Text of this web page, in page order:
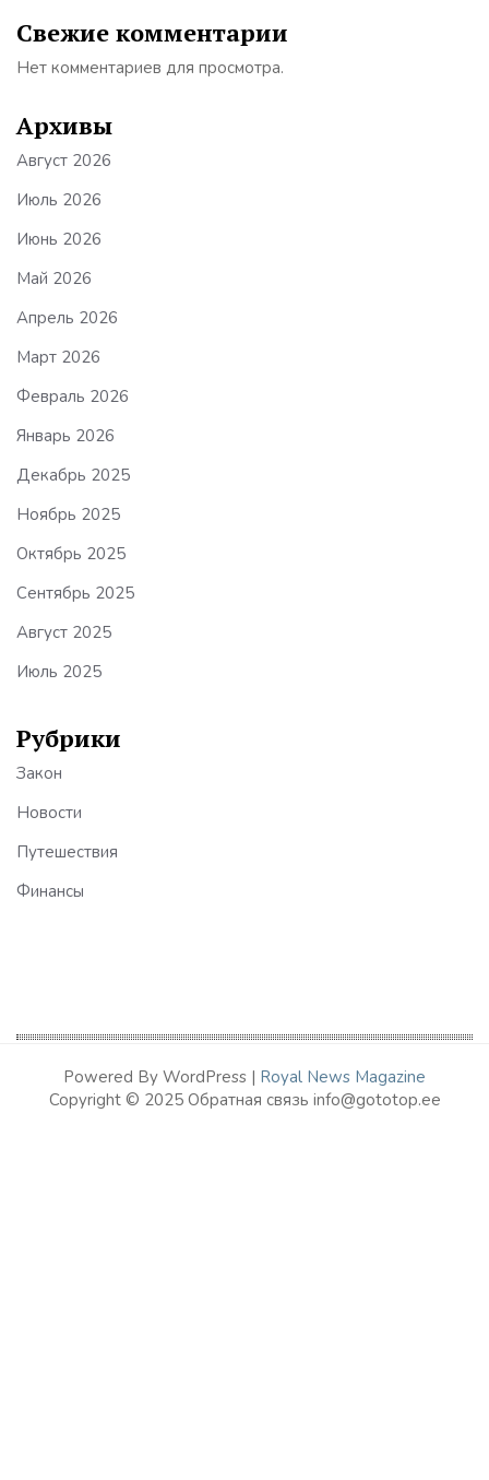
Свежие комментарии
Нет комментариев для просмотра.
Архивы
Август 2026
Июль 2026
Июнь 2026
Май 2026
Апрель 2026
Март 2026
Февраль 2026
Январь 2026
Декабрь 2025
Ноябрь 2025
Октябрь 2025
Сентябрь 2025
Август 2025
Июль 2025
Рубрики
Закон
Новости
Путешествия
Финансы
Powered By WordPress | Royal News Magazine
Copyright © 2025 Обратная связь info@gototop.ee